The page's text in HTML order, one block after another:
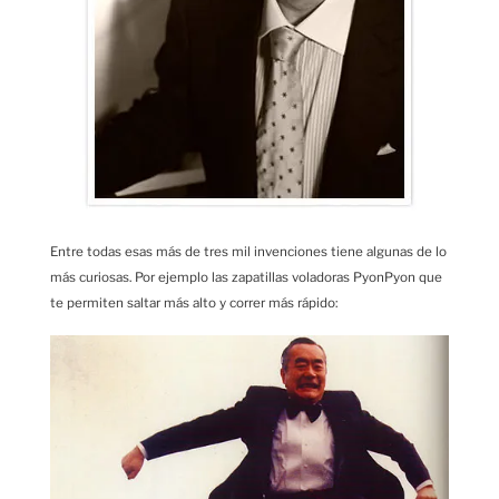
Entre todas esas más de tres mil invenciones tiene algunas de lo
más curiosas. Por ejemplo las zapatillas voladoras PyonPyon que
te permiten saltar más alto y correr más rápido: